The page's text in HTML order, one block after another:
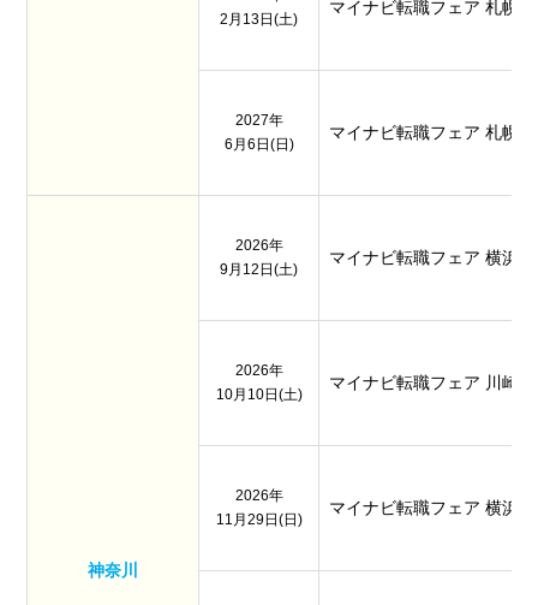
2月13日(土)
マイナビ転職フェア 札幌
2027年
6月6日(日)
マイナビ転職フェア 札幌
神奈川
2026年
9月12日(土)
マイナビ転職フェア 横浜
2026年
10月10日(土)
マイナビ転職フェア 川崎
2026年
11月29日(日)
マイナビ転職フェア 横浜